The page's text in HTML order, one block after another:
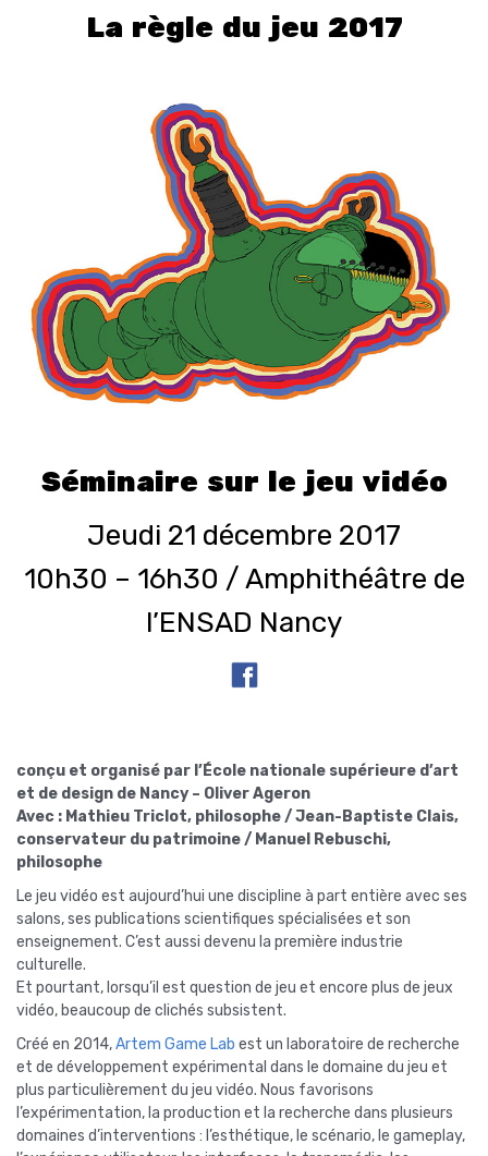
La règle du jeu 2017
Séminaire sur le jeu vidéo
Jeudi 21 décembre 2017
10h30 – 16h30 / Amphithéâtre de
l’ENSAD Nancy
conçu et organisé par l’École nationale supérieure d’art
et de design de Nancy – Oliver Ageron
Avec : Mathieu Triclot, philosophe / Jean-Baptiste Clais,
conservateur du patrimoine / Manuel Rebuschi,
philosophe
Le jeu vidéo est aujourd’hui une discipline à part entière avec ses
salons, ses publications scientifiques spécialisées et son
enseignement. C’est aussi devenu la première industrie
culturelle.
Et pourtant, lorsqu’il est question de jeu et encore plus de jeux
vidéo, beaucoup de clichés subsistent.
Créé en 2014,Artem Game Lab est un laboratoire de recherche
et de développement expérimental dans le domaine du jeu et
plus particulièrement du jeu vidéo. Nous favorisons
l’expérimentation, la production et la recherche dans plusieurs
domaines d’interventions : l’esthétique, le scénario, le gameplay,